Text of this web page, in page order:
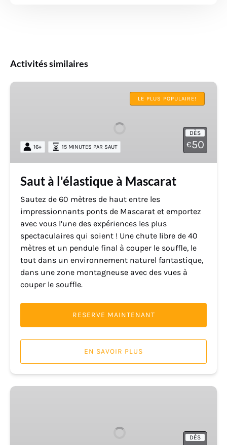
Activités similaires
Saut
LE PLUS POPULAIRE!
DÈS
€50
16+ 15 MINUTES PAR SAUT
Saut à l'élastique à Mascarat
Sautez de 60 mètres de haut entre les
impressionnants ponts de Mascarat et emportez
avec vous l’une des expériences les plus
spectaculaires qui soient ! Une chute libre de 40
mètres et un pendule final à couper le souffle, le
tout dans un environnement naturel fantastique,
dans une zone montagneuse avec des vues à
couper le souffle.
RESERVE MAINTENANT
EN SAVOIR PLUS
Ravin
DÈS